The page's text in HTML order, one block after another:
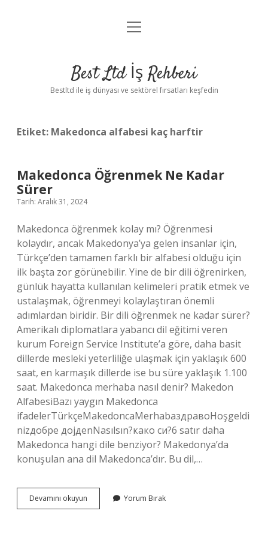
Anasayfa
Yasal Uyarı
menüyü
Best Ltd İş Rehberi
Bestltd ile iş dünyası ve sektörel fırsatları keşfedin
Etiket: Makedonca alfabesi kaç harftir
Makedonca Öğrenmek Ne Kadar
Sürer
Tarih: Aralık 31, 2024
Makedonca öğrenmek kolay mı? Öğrenmesi
kolaydır, ancak Makedonya’ya gelen insanlar için,
Türkçe’den tamamen farklı bir alfabesi olduğu için
ilk başta zor görünebilir. Yine de bir dili öğrenirken,
günlük hayatta kullanılan kelimeleri pratik etmek ve
ustalaşmak, öğrenmeyi kolaylaştıran önemli
adımlardan biridir. Bir dili öğrenmek ne kadar sürer?
Amerikalı diplomatlara yabancı dil eğitimi veren
kurum Foreign Service Institute’a göre, daha basit
dillerde mesleki yeterliliğe ulaşmak için yaklaşık 600
saat, en karmaşık dillerde ise bu süre yaklaşık 1.100
saat. Makedonca merhaba nasıl denir? Makedon
AlfabesiBazı yaygın Makedonca
ifadelerTürkçeMakedoncaMerhabaздравоHoşgeldi
nizдобре дојдenNasılsın?како си?6 satır daha
Makedonca hangi dile benziyor? Makedonya’da
konuşulan ana dil Makedonca’dır. Bu dil,…
Devamını okuyun Makedonca
Öğrenmek
Yorum Bırak